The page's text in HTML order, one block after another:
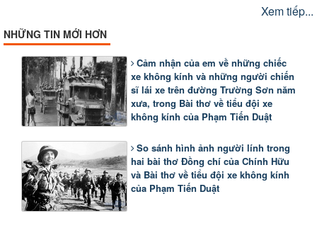
Xem tiếp...
NHỮNG TIN MỚI HƠN
Cảm nhận của em về những chiếc
xe không kính và những người chiến
sĩ lái xe trên đường Trường Sơn năm
xưa, trong Bài thơ về tiểu đội xe
không kính của Phạm Tiến Duật
So sánh hình ảnh người lính trong
hai bài thơ Đồng chí của Chính Hữu
và Bài thơ về tiểu đội xe không kính
của Phạm Tiến Duật